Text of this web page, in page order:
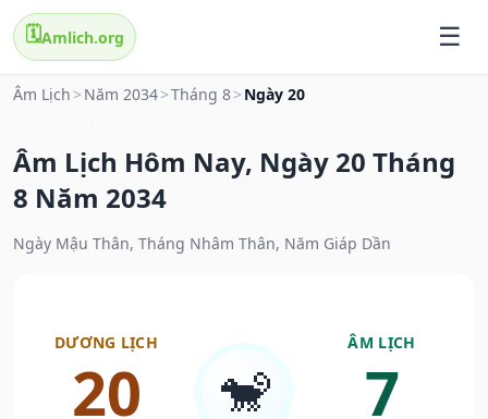
🗓️Amlich.org
Âm Lịch > Năm 2034>Tháng 8> Ngày 20
Âm Lịch Hôm Nay, Ngày 20 Tháng
8 Năm 2034
Ngày Mậu Thân, Tháng Nhâm Thân, Năm Giáp Dần
DƯƠNG LỊCH
20 🐒
ÂM LỊCH
7